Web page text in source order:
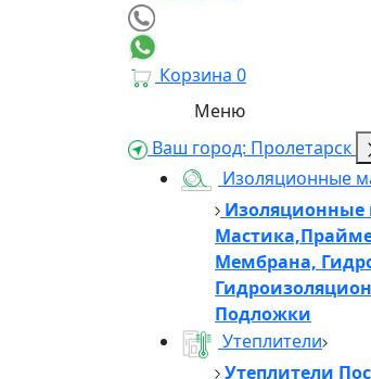
Корзина 0
Меню
Ваш город: Пролетарск
Изоляционные
Изоляционные
Мембрана,
Подложки
Утеплители
Утеплители